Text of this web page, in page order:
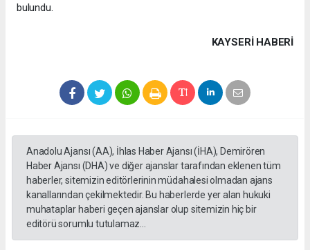
bulundu.
KAYSERI HABERİ
Anadolu Ajansı (AA), İhlas Haber Ajansı (İHA), Demirören
Haber Ajansı (DHA) ve diğer ajanslar tarafından eklenen tüm
haberler, sitemizin editörlerinin müdahalesi olmadan ajans
kanallarından çekilmektedir. Bu haberlerde yer alan hukuki
muhataplar haberi geçen ajanslar olup sitemizin hiç bir
editörü sorumlu tutulamaz...